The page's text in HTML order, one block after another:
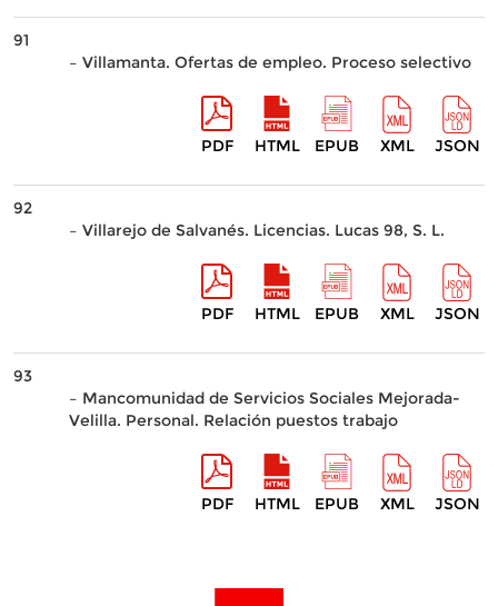
91
– Villamanta. Ofertas de empleo. Proceso selectivo
PDF HTML EPUB XML JSON
92
– Villarejo de Salvanés. Licencias. Lucas 98, S. L.
PDF HTML EPUB XML JSON
93
– Mancomunidad de Servicios Sociales Mejorada-
Velilla. Personal. Relación puestos trabajo
PDF HTML EPUB XML JSON